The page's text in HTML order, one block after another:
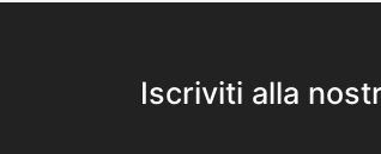
Iscriviti alla